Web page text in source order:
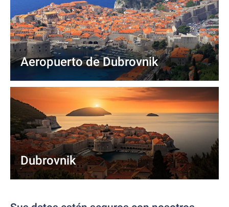
Aeropuerto de Dubrovnik
Dubrovnik